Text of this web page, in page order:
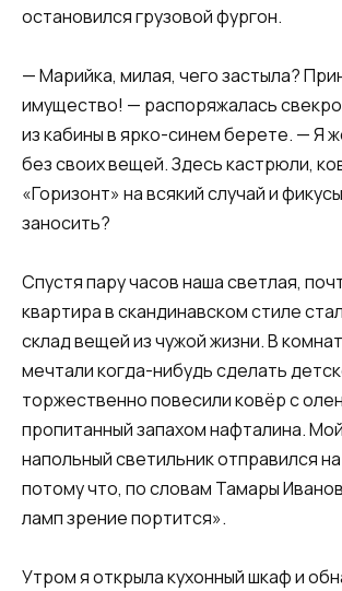
остановился грузовой фургон.
— Марийка, милая, чего застыла?
имущество! — распоряжалась
из кабины в ярко-синем берете. — Я
без своих вещей. Здесь кастрюли,
«Горизонт» на всякий случай и
заносить?
Спустя пару часов наша светлая,
квартира в скандинавском стиле
склад вещей из чужой жизни. В
мечтали когда-нибудь сделать
торжественно повесили ковёр с
пропитанный запахом нафталина.
напольный светильник отправился
потому что, по словам Тамары
ламп зрение портится».
Утром я открыла кухонный шкаф и